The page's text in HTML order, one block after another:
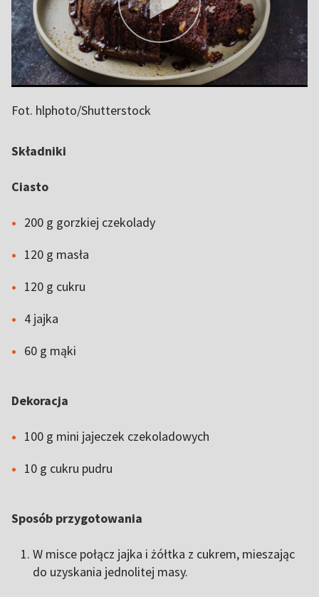
Fot. hlphoto/Shutterstock
Składniki
Ciasto
200 g gorzkiej czekolady
120 g masła
120 g cukru
4 jajka
60 g mąki
Dekoracja
100 g mini jajeczek czekoladowych
10 g cukru pudru
Sposób przygotowania
W misce połącz jajka i żółtka z cukrem, mieszając
do uzyskania jednolitej masy.